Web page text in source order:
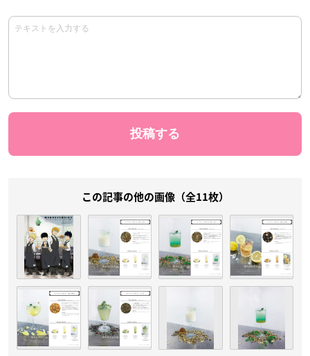
この記事の他の画像（全11枚）